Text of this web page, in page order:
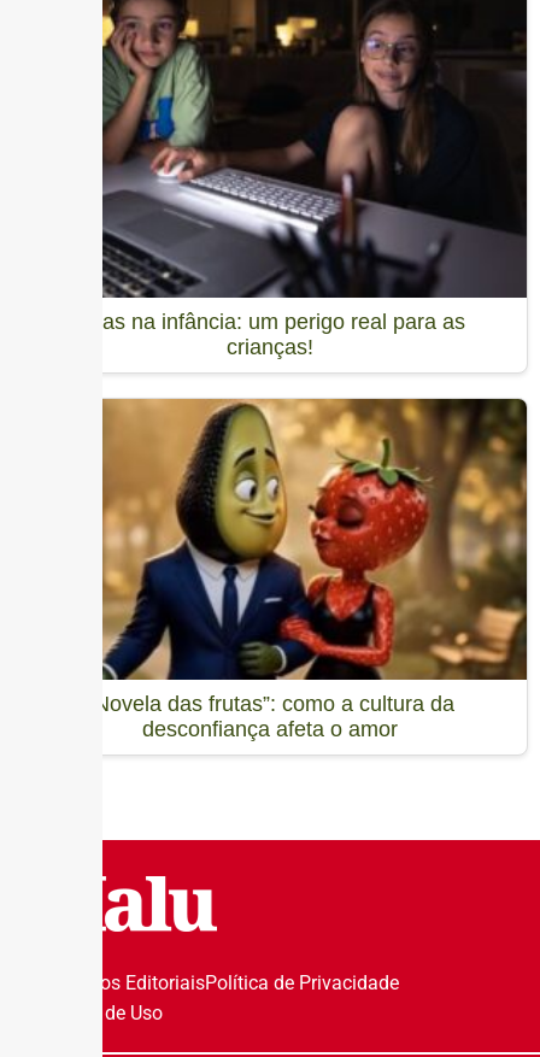
Telas na infância: um perigo real para as
crianças!
“Novela das frutas”: como a cultura da
desconfiança afeta o amor
Princípios EditoriaisPolítica de Privacidade
Termos de Uso